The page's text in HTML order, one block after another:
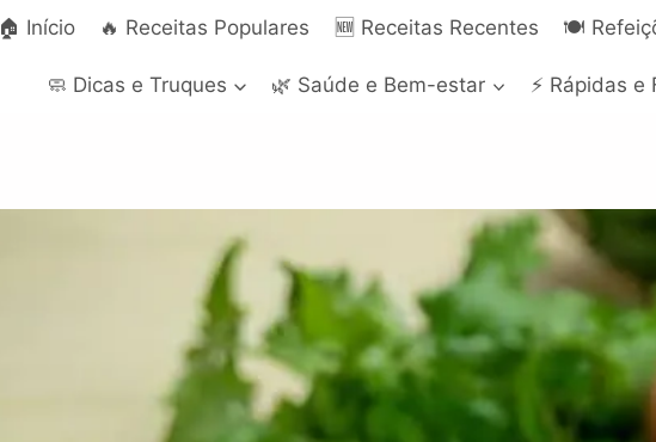
🏠 Início 🔥 Receitas Populares 🆕 Receitas Recentes 🍽️
🧼 Dicas e Truques 🌿 Saúde e Bem-estar ⚡ Rápidas e